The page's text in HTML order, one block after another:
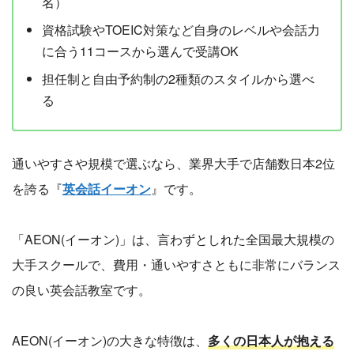
資格試験やTOEIC対策など自身のレベルや会話力
に合う11コースから選んで受講OK
担任制と自由予約制の2種類のスタイルから選べ
る
通いやすさや規模で選ぶなら、業界大手で店舗数日本2位
を誇る『英会話イーオン』です。
「AEON(イーオン)」は、言わずとしれた全国最大規模の
大手スクールで、費用・通いやすさともに非常にバランス
の良い英会話教室です。
AEON(イーオン)の大きな特徴は、 多くの日本人が抱える